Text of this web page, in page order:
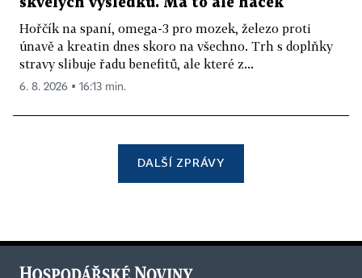
skvělých výsledků. Má to ale háček
Hořčík na spaní, omega-3 pro mozek, železo proti
únavě a kreatin dnes skoro na všechno. Trh s doplňky
stravy slibuje řadu benefitů, ale které z...
6. 8. 2026 ▪ 16:13 min.
DALŠÍ ZPRÁVY